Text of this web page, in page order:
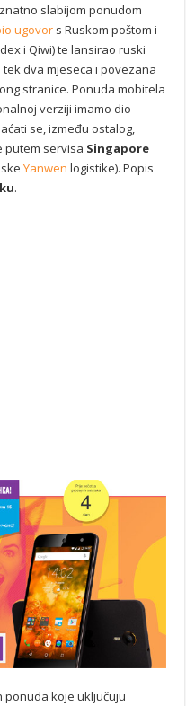
slabijom ponudom
ugovor s Ruskom poštom i
i Qiwi) te lansirao ruski
tek dva mjeseca i povezana
stranice. Ponuda mobitela
verziji imamo dio
se, između ostalog,
putem servisa Singapore
Yanwen logistike). Popis
.
ponuda koje uključuju